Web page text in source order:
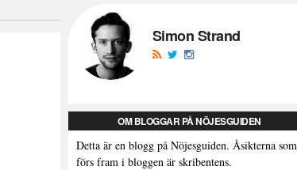
Simon Strand
OM BLOGGAR PÅ NÖJESGUIDEN
Detta är en blogg på Nöjesguiden. Åsikterna som
förs fram i bloggen är skribentens.